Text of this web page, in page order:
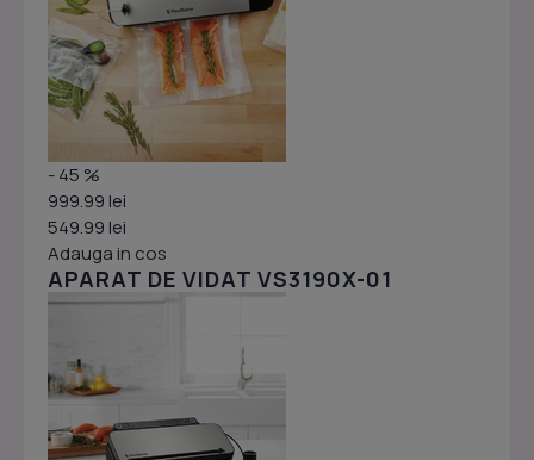
- 45 %
999.99 lei
549.99 lei
Adauga in cos
APARAT DE VIDAT VS3190X-01